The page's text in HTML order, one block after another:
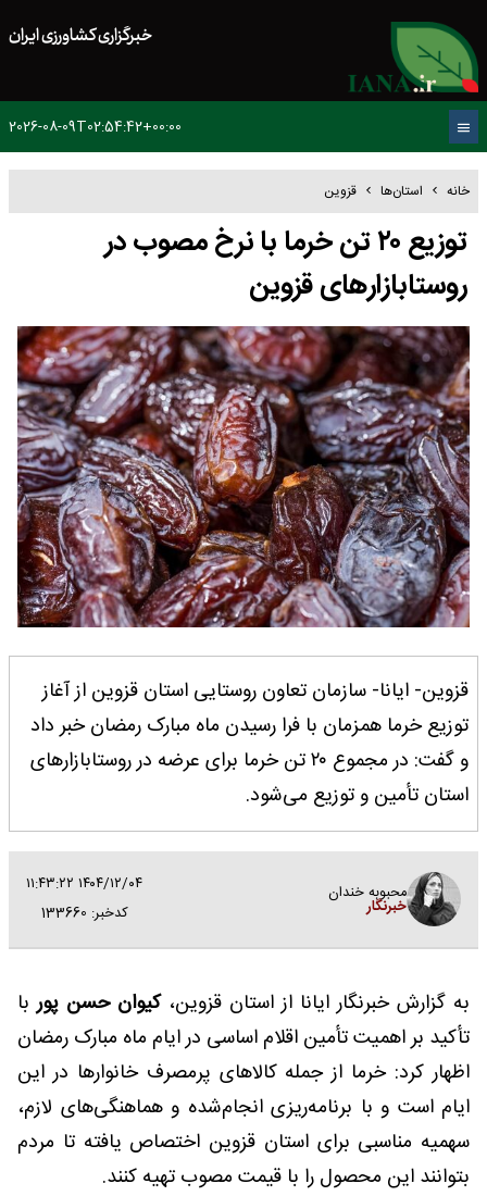
خبرگزاری کشاورزی ایران
2026-08-09T02:54:42+00:00
خانه استان‌ها قزوین
توزیع ۲۰ تن خرما با نرخ مصوب در
روستا‌بازارهای قزوین
قزوین- ایانا- سازمان تعاون روستایی استان قزوین از آغاز
توزیع خرما همزمان با فرا رسیدن ماه مبارک رمضان خبر داد
و گفت: در مجموع ۲۰ تن خرما برای عرضه در روستا‌بازارهای
استان تأمین و توزیع می‌شود.
محبوبه خندان
خبرنگار
۱۴۰۴/۱۲/۰۴ ۱۱:۴۳:۲۲
کدخبر: 133660
به گزارش خبرنگار ایانا از استان قزوین،کیوان حسن پوربا
تأکید بر اهمیت تأمین اقلام اساسی در ایام ماه مبارک رمضان
اظهار کرد: خرما از جمله کالاهای پرمصرف خانوارها در این
ایام است و با برنامه‌ریزی انجام‌شده و هماهنگی‌های لازم،
سهمیه مناسبی برای استان قزوین اختصاص یافته تا مردم
بتوانند این محصول را با قیمت مصوب تهیه کنند.